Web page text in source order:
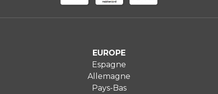
EUROPE
Espagne
Allemagne
Pays-Bas